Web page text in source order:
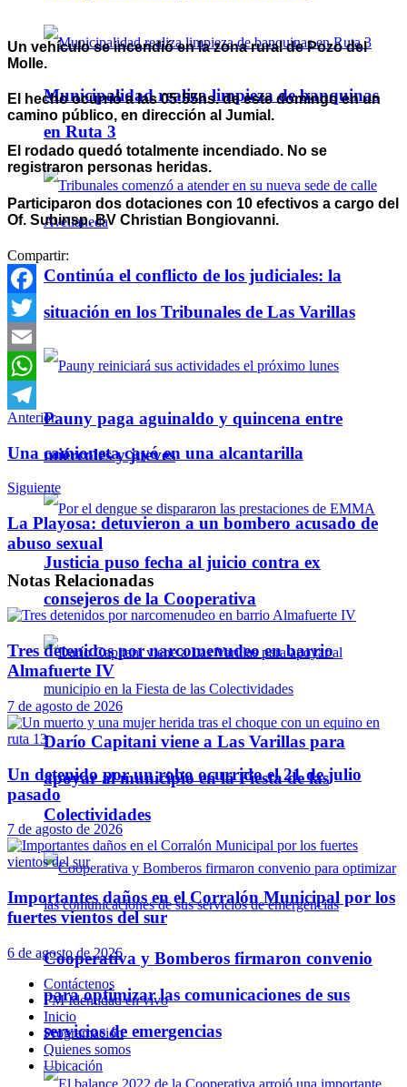
Municipalidad realiza limpieza de banquinas
en Ruta 3
Continúa el conflicto de los judiciales: la
situación en los Tribunales de Las Varillas
Pauny paga aguinaldo y quincena entre
miércoles y jueves
Justicia puso fecha al juicio contra ex
consejeros de la Cooperativa
Darío Capitani viene a Las Varillas para
apoyar al municipio en la Fiesta de las
Colectividades
Cooperativa y Bomberos firmaron convenio
para optimizar las comunicaciones de sus
servicios de emergencias
Un vehículo se incendió en la zona rural de Pozo del
Molle.
El hecho ocurrió a las 05:55hs. de este domingo en un
camino público, en dirección al Jumial.
El rodado quedó totalmente incendiado. No se
registraron personas heridas.
Participaron dos dotaciones con 10 efectivos a cargo del
Of. Subinsp. BV Christian Bongiovanni.
Compartir:
Facebook
Twitter
Email
WhatsApp
Telegram
Anterior
Una camioneta cayó en una alcantarilla
Siguiente
La Playosa: detuvieron a un bombero acusado de
abuso sexual
Notas Relacionadas
Tres detenidos por narcomenudeo en barrio
Almafuerte IV
7 de agosto de 2026
Un detenido por un robo ocurrido el 21 de julio
pasado
7 de agosto de 2026
Importantes daños en el Corralón Municipal por los
fuertes vientos del sur
6 de agosto de 2026
Contáctenos
FM Identidad en vivo
Inicio
Programación
Quienes somos
Ubicación